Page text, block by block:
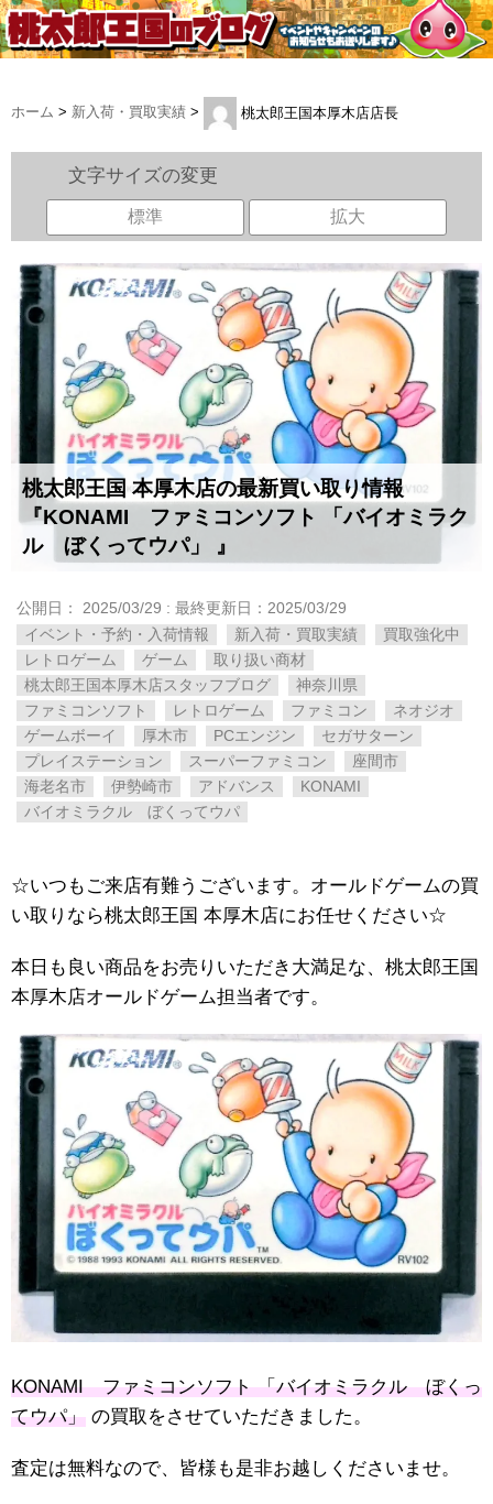
ホーム > 新入荷・買取実績 > 桃太郎王国本厚木店店長
文字サイズの変更
標準 拡大
桃太郎王国 本厚木店の最新買い取り情報
『KONAMI ファミコンソフト 「バイオミラク
ル ぼくってウパ」 』
公開日： 2025/03/29 : 最終更新日：2025/03/29
イベント・予約・入荷情報
新入荷・買取実績
買取強化中
レトロゲーム
ゲーム
取り扱い商材
桃太郎王国本厚木店スタッフブログ
神奈川県
ファミコンソフト
レトロゲーム ファミコン
ネオジオ
ゲームボーイ
厚木市 PCエンジン
セガサターン
プレイステーション
スーパーファミコン
座間市
海老名市
伊勢崎市 アドバンス
KONAMI
バイオミラクル ぼくってウパ
☆いつもご来店有難うございます。オールドゲームの買
い取りなら桃太郎王国 本厚木店にお任せください☆
本日も良い商品をお売りいただき大満足な、桃太郎王国
本厚木店オールドゲーム担当者です。
KONAMI ファミコンソフト 「バイオミラクル ぼくっ
てウパ」 の買取をさせていただきました。
査定は無料なので、皆様も是非お越しくださいませ。